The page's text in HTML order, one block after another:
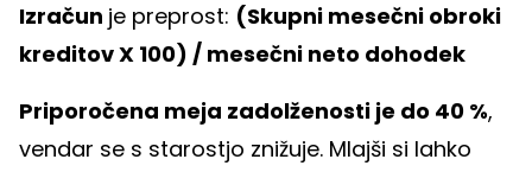
Izračun je preprost: (Skupni mesečni obroki
kreditov X 100) / mesečni neto dohodek
Priporočena meja zadolženosti je do 40 %,
vendar se s starostjo znižuje. Mlajši si lahko